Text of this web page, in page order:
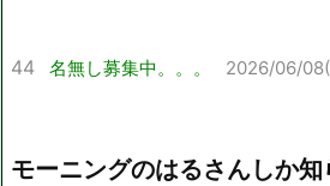
44 名無し募集中。。。 2026/06/
モーニングのはるさんしか